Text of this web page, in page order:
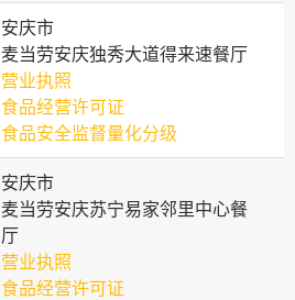
安庆市
麦当劳安庆独秀大道得来速餐厅
营业执照
食品经营许可证
食品安全监督量化分级
安庆市
麦当劳安庆苏宁易家邻里中心餐
厅
营业执照
食品经营许可证